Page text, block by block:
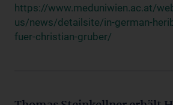
https://www.meduniwien.ac.at/
us/news/detailsite/in-german-
fuer-christian-gruber/